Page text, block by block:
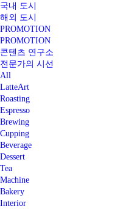
국내 도시
해외 도시
PROMOTION
PROMOTION
콘텐츠 연구소
전문가의 시선
All
LatteArt
Roasting
Espresso
Brewing
Cupping
Beverage
Dessert
Tea
Machine
Bakery
Interior